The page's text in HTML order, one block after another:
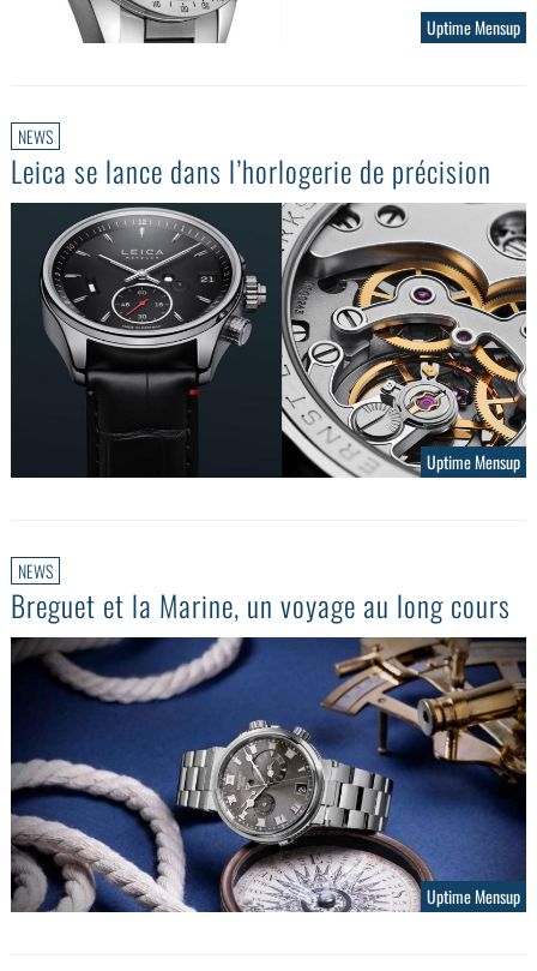
Uptime Mensup
NEWS
Leica se lance dans l’horlogerie de précision
Uptime Mensup
NEWS
Breguet et la Marine, un voyage au long cours
Uptime Mensup